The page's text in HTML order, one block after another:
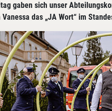
gaben sich unser
das „JA Wort“ im